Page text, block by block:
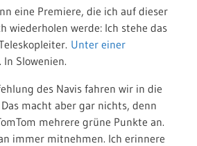
eine Premiere, die ich auf dieser
wiederholen werde: Ich stehe das
Unter einer
. In Slowenien.
des Navis fahren wir in die
macht aber gar nichts, denn
mehrere grüne Punkte an.
immer mitnehmen. Ich erinnere